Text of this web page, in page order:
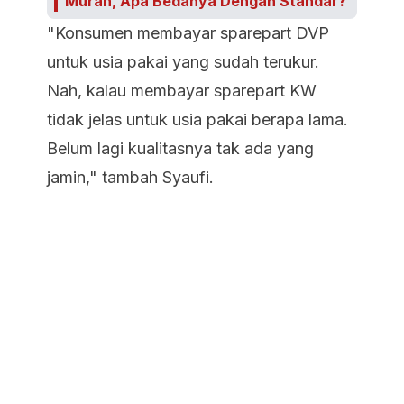
"Konsumen membayar sparepart DVP
untuk usia pakai yang sudah terukur.
Nah, kalau membayar sparepart KW
tidak jelas untuk usia pakai berapa lama.
Belum lagi kualitasnya tak ada yang
jamin," tambah Syaufi.